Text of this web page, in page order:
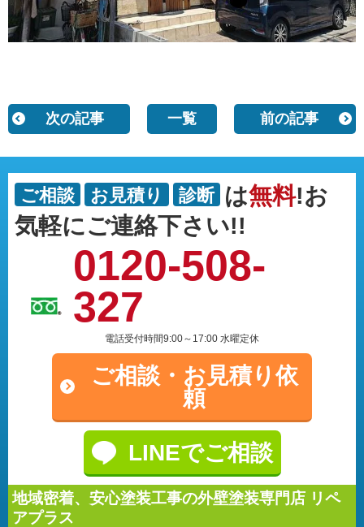
次の記事 一覧 前の記事
ご相談 お見積り 診断 は無料!お
気軽にご連絡下さい!!
0120-508-
327
電話受付時間9:00～17:00 水曜定休
ご相談・ お見積り依
頼
LINEでご相談
地域密着、安心塗装工事の外壁塗装専門店 リペ
アプラス